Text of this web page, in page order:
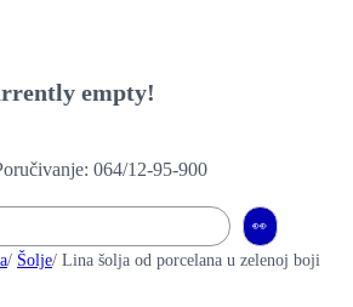
empty!
064/12-95-900
👀
/ Šolje/ Lina šolja od porcelana u zelenoj boji